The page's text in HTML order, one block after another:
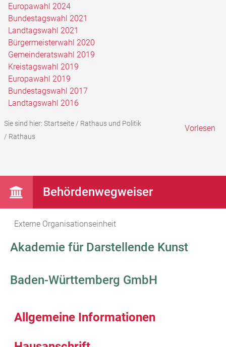
Europawahl 2024
Bundestagswahl 2021
Landtagswahl 2021
Bürgermeisterwahl 2020
Gemeinderatswahl 2019
Kreistagswahl 2019
Europawahl 2019
Bundestagswahl 2017
Landtagswahl 2016
Sie sind hier: Startseite/ Rathaus und Politik
/ Rathaus
Vorlesen
Behördenwegweiser
Externe Organisationseinheit
Akademie für Darstellende Kunst
Baden-Württemberg GmbH
Allgemeine Informationen